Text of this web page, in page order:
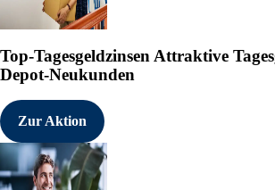
Top-Tagesgeldzinsen Attraktive
Depot-Neukunden
Zur Aktion